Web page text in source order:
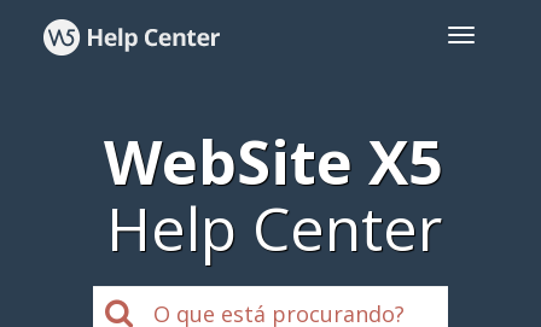
WebSite X5
Help Center